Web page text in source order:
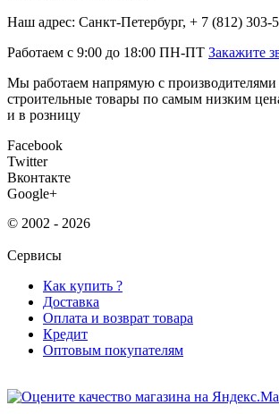
Наш адрес: Санкт-Петербург, + 7 (812) 303-
Работаем с 9:00 до 18:00 ПН-ПТ Закажите
Мы работаем напрямую с производителями
строительные товары по самым низким
и в розницу
Facebook
Twitter
Вконтакте
Google+
© 2002 - 2026
Сервисы
Как купить ?
Доставка
Оплата и возврат товара
Кредит
Оптовым покупателям